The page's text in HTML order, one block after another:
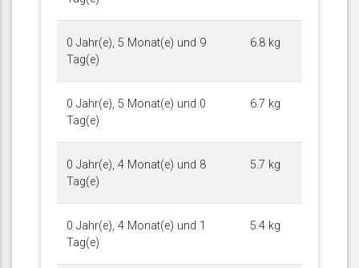
0 Jahr(e), 5 Monat(e) und 9
Tag(e)
6.8 kg
0 Jahr(e), 5 Monat(e) und 0
Tag(e)
6.7 kg
0 Jahr(e), 4 Monat(e) und 8
Tag(e)
5.7 kg
0 Jahr(e), 4 Monat(e) und 1
Tag(e)
5.4 kg